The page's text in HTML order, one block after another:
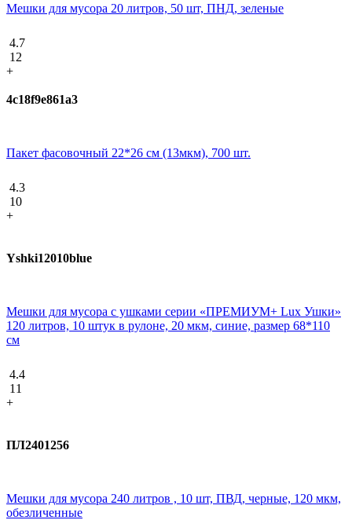
Мешки для мусора 20 литров, 50 шт, ПНД, зеленые
4.7
12
+
4c18f9e861a3
Пакет фасовочный 22*26 см (13мкм), 700 шт.
4.3
10
+
Yshki12010blue
Мешки для мусора с ушками серии «ПРЕМИУМ+ Lux Ушки»
120 литров, 10 штук в рулоне, 20 мкм, синие, размер 68*110
см
4.4
11
+
ПЛ2401256
Мешки для мусора 240 литров , 10 шт, ПВД, черные, 120 мкм,
обезличенные